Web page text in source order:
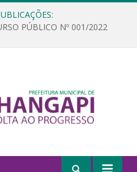
PÚBLICO Nº 001/2022